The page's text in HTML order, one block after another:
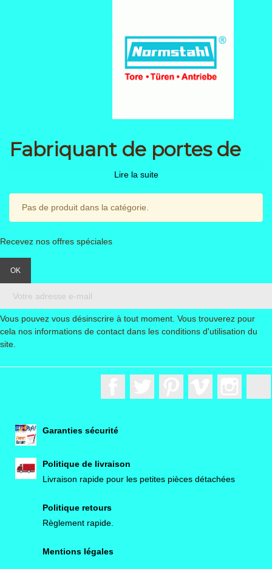
Fabriquant de portes de
Nos missions
Ce qui nous motive.
Normstahl est une marque
réputée de portes de garage
équipées d’une technologie
de pointe et destinées à des
applications privées ou
industrielles. Nous souhaitons
proposer à nos clients une
vaste gamme de produits
constituée de portes et de
solutions d’automatisation.
Nous nous distinguons aussi
par les prestations de conseil
Lire la suite
Pas de produit dans la catégorie.
Recevez nos offres spéciales
Vous pouvez vous désinscrire à tout moment. Vous trouverez pour
cela nos informations de contact dans les conditions d'utilisation du
site.
Garanties sécurité
Politique de livraison
Livraison rapide pour les petites pièces détachées
Politique retours
Règlement rapide.
Mentions légales